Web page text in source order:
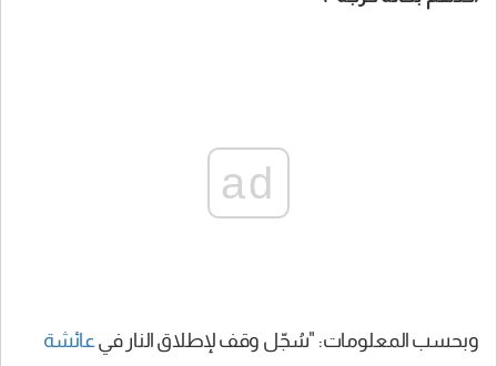
ad
وبحسب المعلومات: "سُجّل وقف لإطلاق النار فيعائشة